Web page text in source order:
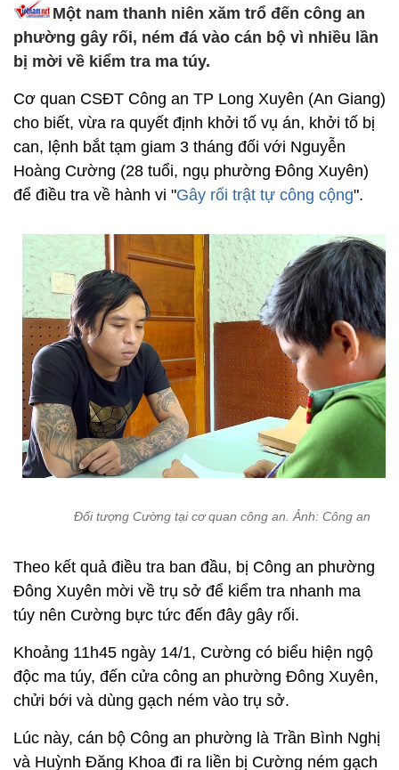
Một nam thanh niên xăm trổ đến công an
phường gây rối, ném đá vào cán bộ vì nhiều lần
bị mời về kiểm tra ma túy.
Cơ quan CSĐT Công an TP Long Xuyên (An Giang)
cho biết, vừa ra quyết định khởi tố vụ án, khởi tố bị
can, lệnh bắt tạm giam 3 tháng đối với Nguyễn
Hoàng Cường (28 tuổi, ngụ phường Đông Xuyên)
để điều tra về hành vi "Gây rối trật tự công cộng".
Đối tượng Cường tại cơ quan công an. Ảnh: Công an
Theo kết quả điều tra ban đầu, bị Công an phường
Đông Xuyên mời về trụ sở để kiểm tra nhanh ma
túy nên Cường bực tức đến đây gây rối.
Khoảng 11h45 ngày 14/1, Cường có biểu hiện ngộ
độc ma túy, đến cửa công an phường Đông Xuyên,
chửi bới và dùng gạch ném vào trụ sở.
Lúc này, cán bộ Công an phường là Trần Bình Nghị
và Huỳnh Đăng Khoa đi ra liền bị Cường ném gạch